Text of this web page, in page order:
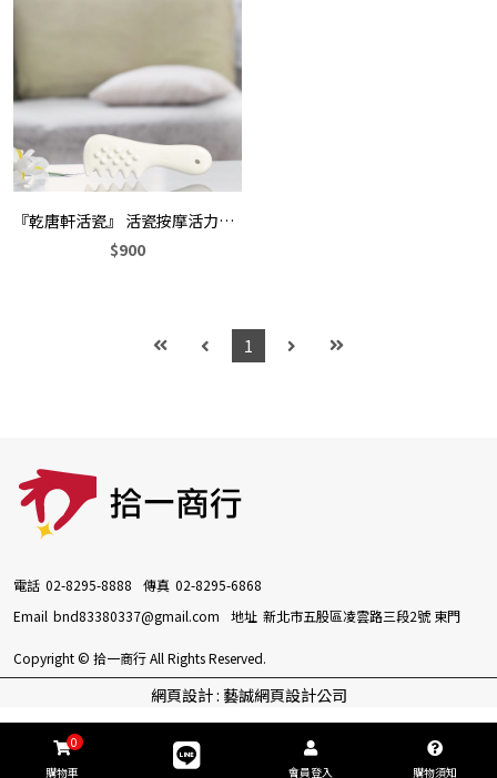
『乾唐軒活瓷』 活瓷按摩活力梳(附繩結)
$900
1
購物車
0
會員登入
購物須知
電話 02-8295-8888 傳真 02-8295-6868
Email bnd83380337@gmail.com 地址 新北市五股區凌雲路三段2號 東門
Copyright © 拾一商行 All Rights Reserved.
網頁設計 : 藝誠網頁設計公司